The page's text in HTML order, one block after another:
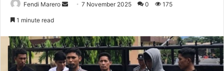
Fendi Marero
Send7 November 2025 0 175
1 minute read